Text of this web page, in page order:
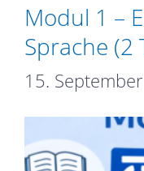
Modul 1 –
Sprache (2
15.